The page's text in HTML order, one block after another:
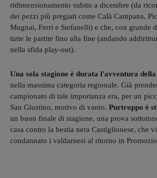
ridimensionamento subito a dicembre (da
dei pezzi più pregiati come Calà Campana,
Mugnai, Ferri e Stefanelli) e che, con grande
tutte le partite fino alla fine (andando
nella sfida play-out).
Una sola stagione è durata l'avventura della
nella massima categoria regionale. Già
campionato di tale importanza era, per un
San Giustino, motivo di vanto. Purtroppo è
un buon finale di stagione, una prova
casa contro la bestia nera Castiglionese, che
condannato i valdarnesi al ritorno in